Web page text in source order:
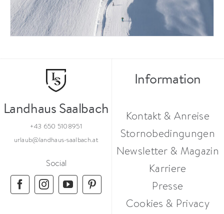
Landhaus Saalbach
+43 650 5108951
urlaub@landhaus-saalbach.at
Social
Information
Kontakt & Anreise
Stornobedingungen
Newsletter & Magazin
Karriere
Presse
Cookies & Privacy